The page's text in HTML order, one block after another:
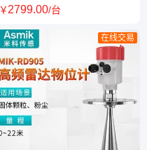
达水位监测河流 渠道 水库水位
￥2799.00/台
在线交易